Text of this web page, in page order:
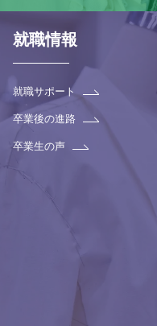
就職情報
就職サポート
卒業後の進路
卒業生の声